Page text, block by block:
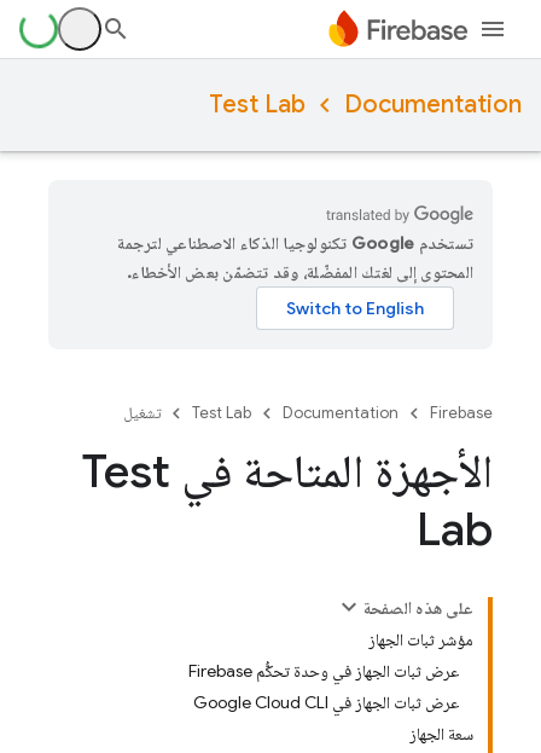
Documentation
Test Lab
تستخدم Google تكنولوجيا الذكاء الاصطناعي لترجمة
المحتوى إلى لغتك المفضّلة، وقد تتضمّن بعض الأخطاء.
Firebase
Documentation
Test Lab تشغيل
الأجهزة المتاحة في Test
Lab
على هذه الصفحة
مؤشر ثبات الجهاز
عرض ثبات الجهاز في وحدة تحكُّم Firebase
عرض ثبات الجهاز في Google Cloud CLI
سعة الجهاز